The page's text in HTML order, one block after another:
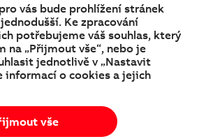
instagramLinkedintwitteryoutube
ABB
Podmínky používání
vás bude prohlížení stránek
Ke zpracování
potřebujeme váš souhlas, který
na „Přijmout vše“, nebo je
jednotlivě v „Nastavit
informací o cookies a jejich
vše